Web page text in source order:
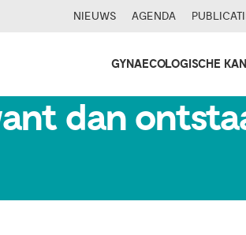
NIEUWS AGENDA
GYNAECOLOGISCHE
en
dan